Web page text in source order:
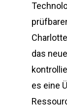
das
es eine